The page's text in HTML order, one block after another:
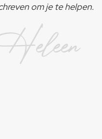
om je te helpen.